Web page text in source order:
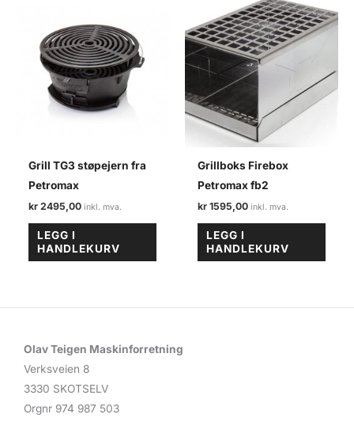
Grill TG3 støpejern fra
Petromax
kr 2495,00
LEGG I
HANDLEKURV
Grillboks Firebox
Petromax fb2
kr 1595,00
LEGG I
HANDLEKURV
Olav Teigen Maskinforretning
Verksveien 8
3330 SKOTSELV
Orgnr 974 987 503